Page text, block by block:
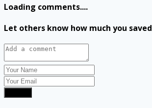
Loading comments....
Let others know how much you saved